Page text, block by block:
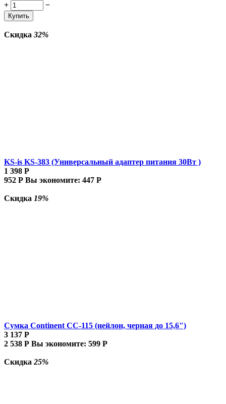
+ −
Купить
Скидка 32%
KS-is KS-383 (Универсальный адаптер питания 30Вт )
1 398 Р
952 Р Вы экономите: 447 Р
Скидка 19%
Сумка Continent CC-115 (нейлон, черная до 15,6")
3 137 Р
2 538 Р Вы экономите: 599 Р
Скидка 25%